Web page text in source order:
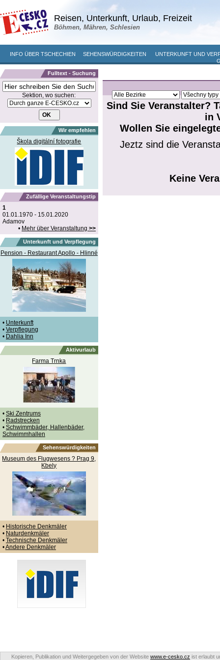
Reisen, Unterkunft, Urlaub, Freizeit
Böhmen, Mähren, Schlesien
INFO ÜBER TSCHECHIEN SEHENSWÜRDIGKEITEN
UNTERKUNFT UND
Fulltext - Suchung
Sektion, wo suchen:
Wir empfehlen
Škola digitální fotografie
Zufällige Veranstaltungstip
1
01.01.1970 - 15.01.2020
Adamov
• Mehr über Veranstaltung >>
Unterkunft und Verpflegung
Pension - Restaurant Apollo - Hlinné
• Unterkunft
• Verpflegung
• Dahlia Inn
Aktivurlaub
Farma Trnka
• Ski Zentrums
• Radstrecken
• Schwimmbäder, Hallenbäder,
Schwimmhallen
Sehenswürdigkeiten
Museum des Flugwesens ? Prag 9,
Kbely
• Historische Denkmäler
• Naturdenkmäler
• Technische Denkmäler
•Andere Denkmäler
Sind Sie Veranstalter?
in
Wollen Sie
Jeztz sind die
Keine
Kopieren, Publikation und Weitergegeben von der Website www.e-cesko.cz ist erlaubt